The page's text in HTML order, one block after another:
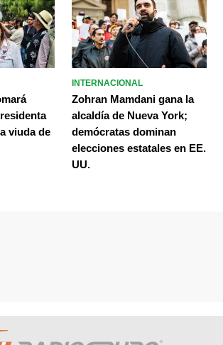
viuda de
INTERNACIONAL
Zohran Mamdani gana la
alcaldía de Nueva York;
demócratas dominan
elecciones estatales en EE.
UU.